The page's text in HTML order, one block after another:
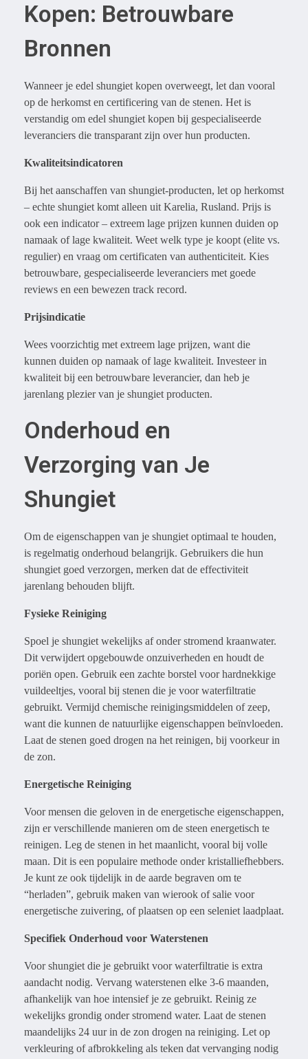
Kopen: Betrouwbare
Bronnen
Wanneer je edel shungiet kopen overweegt, let dan vooral
op de herkomst en certificering van de stenen. Het is
verstandig om edel shungiet kopen bij gespecialiseerde
leveranciers die transparant zijn over hun producten.
Kwaliteitsindicatoren
Bij het aanschaffen van shungiet-producten, let op herkomst
– echte shungiet komt alleen uit Karelia, Rusland. Prijs is
ook een indicator – extreem lage prijzen kunnen duiden op
namaak of lage kwaliteit. Weet welk type je koopt (elite vs.
regulier) en vraag om certificaten van authenticiteit. Kies
betrouwbare, gespecialiseerde leveranciers met goede
reviews en een bewezen track record.
Prijsindicatie
Wees voorzichtig met extreem lage prijzen, want die
kunnen duiden op namaak of lage kwaliteit. Investeer in
kwaliteit bij een betrouwbare leverancier, dan heb je
jarenlang plezier van je shungiet producten.
Onderhoud en
Verzorging van Je
Shungiet
Om de eigenschappen van je shungiet optimaal te houden,
is regelmatig onderhoud belangrijk. Gebruikers die hun
shungiet goed verzorgen, merken dat de effectiviteit
jarenlang behouden blijft.
Fysieke Reiniging
Spoel je shungiet wekelijks af onder stromend kraanwater.
Dit verwijdert opgebouwde onzuiverheden en houdt de
poriën open. Gebruik een zachte borstel voor hardnekkige
vuildeeltjes, vooral bij stenen die je voor waterfiltratie
gebruikt. Vermijd chemische reinigingsmiddelen of zeep,
want die kunnen de natuurlijke eigenschappen beïnvloeden.
Laat de stenen goed drogen na het reinigen, bij voorkeur in
de zon.
Energetische Reiniging
Voor mensen die geloven in de energetische eigenschappen,
zijn er verschillende manieren om de steen energetisch te
reinigen. Leg de stenen in het maanlicht, vooral bij volle
maan. Dit is een populaire methode onder kristalliefhebbers.
Je kunt ze ook tijdelijk in de aarde begraven om te
“herladen”, gebruik maken van wierook of salie voor
energetische zuivering, of plaatsen op een seleniet laadplaat.
Specifiek Onderhoud voor Waterstenen
Voor shungiet die je gebruikt voor waterfiltratie is extra
aandacht nodig. Vervang waterstenen elke 3-6 maanden,
afhankelijk van hoe intensief je ze gebruikt. Reinig ze
wekelijks grondig onder stromend water. Laat de stenen
maandelijks 24 uur in de zon drogen na reiniging. Let op
verkleuring of afbrokkeling als teken dat vervanging nodig